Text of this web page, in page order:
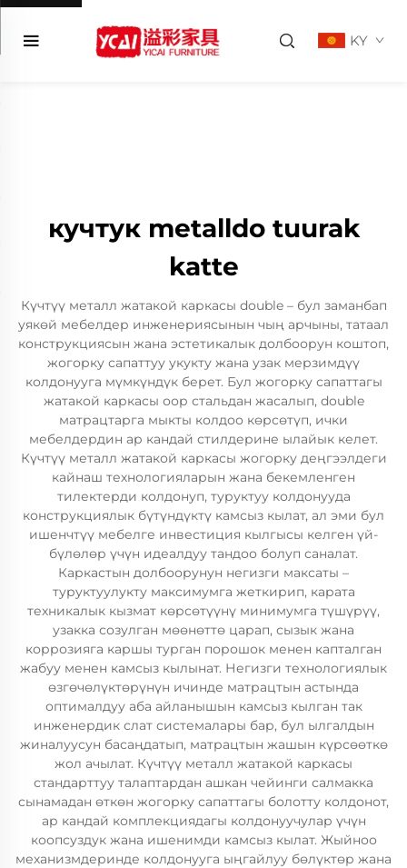
KY
кучтук metalldo tuurak
katte
Күчтүү металл жатакой каркасы double – бул заманбап
уякөй мебелдер инженериясынын чың арчыны, татаал
конструкциясын жана эстетикалык долбоорун коштоп,
жогорку сапаттуу укукту жана узак мерзимдүү
колдонууга мүмкүндүк берет. Бул жогорку сапаттагы
жатакой каркасы оор стальдан жасалып, double
матрацтарга мыкты колдоо көрсөтүп, ички
мебелдердин ар кандай стилдерине ылайык келет.
Күчтүү металл жатакой каркасы жогорку деңгээлдеги
кайнаш технологияларын жана бекемленген
тилектерди колдонуп, туруктуу колдонууда
конструкциялык бүтүндүктү камсыз кылат, ал эми бул
ишенчтүү мебелге инвестиция кылгысы келген үй-
бүлөлөр үчүн идеалдуу тандоо болуп саналат.
Каркастын долбоорунун негизги максаты –
туруктуулукту максимумга жеткирип, карата
техникалык кызмат көрсөтүүнү минимумга түшүрүү,
узакка созулган мөөнөттө царап, сызык жана
коррозияга каршы турган порошок менен капталган
жабуу менен камсыз кылынат. Негизги технологиялык
өзгөчөлүктөрүнүн ичинде матрацтын астында
оптималдуу аба айланышын камсыз кылган так
инженердик слат системалары бар, бул ылгалдын
жиналуусун басаңдатып, матрацтын жашын күрсөөткө
жол ачылат. Күчтүү металл жатакой каркасы
стандарттуу талаптардан ашкан чейинги салмакка
сынамадан өткөн жогорку сапаттагы болотту колдонот,
ар кандай комплекциядагы колдонуучулар үчүн
коопсуздук жана ишенимди камсыз кылат. Жыйноо
механизмдеринде колдонууга ыңгайлуу бөлүктөр жана